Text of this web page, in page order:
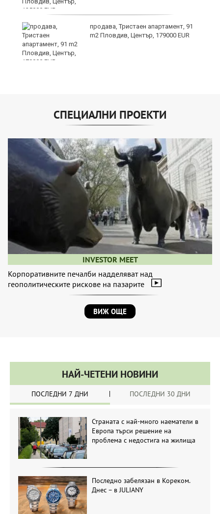
продава, Тристаен апартамент, 91
m2 Пловдив, Център, 179000 EUR
СПЕЦИАЛНИ ПРОЕКТИ
INVESTOR MEET
Корпоративните печалби надделяват над
геополитическите рискове на пазарите
ВИЖ ОЩЕ
НАЙ-ЧЕТЕНИ НОВИНИ
ПОСЛЕДНИ 7 ДНИ ПОСЛЕДНИ 30 ДНИ
Страната с най-много наематели в
Европа търси решение на
проблема с недостига на жилища
Последно забелязан в Кореком.
Днес – в JULIANY